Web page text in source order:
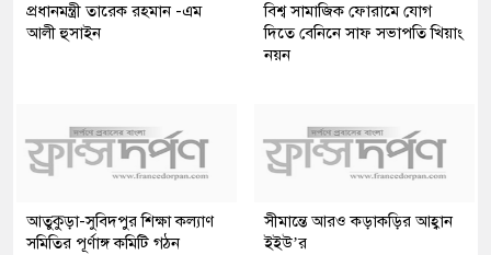
প্রধানমন্ত্রী তারেক রহমান -এম
আলী হুসাইন
বিশ্ব সামাজিক ফোরামে যোগ
দিতে বেনিনে সাফ সভাপতি খিয়াং
নয়ন
আতুকুড়া-সুবিদপুর শিক্ষা কল্যাণ
সমিতির পূর্ণাঙ্গ কমিটি গঠন
সীমান্তে আরও কড়াকড়ির আহ্বান
ইইউ’র